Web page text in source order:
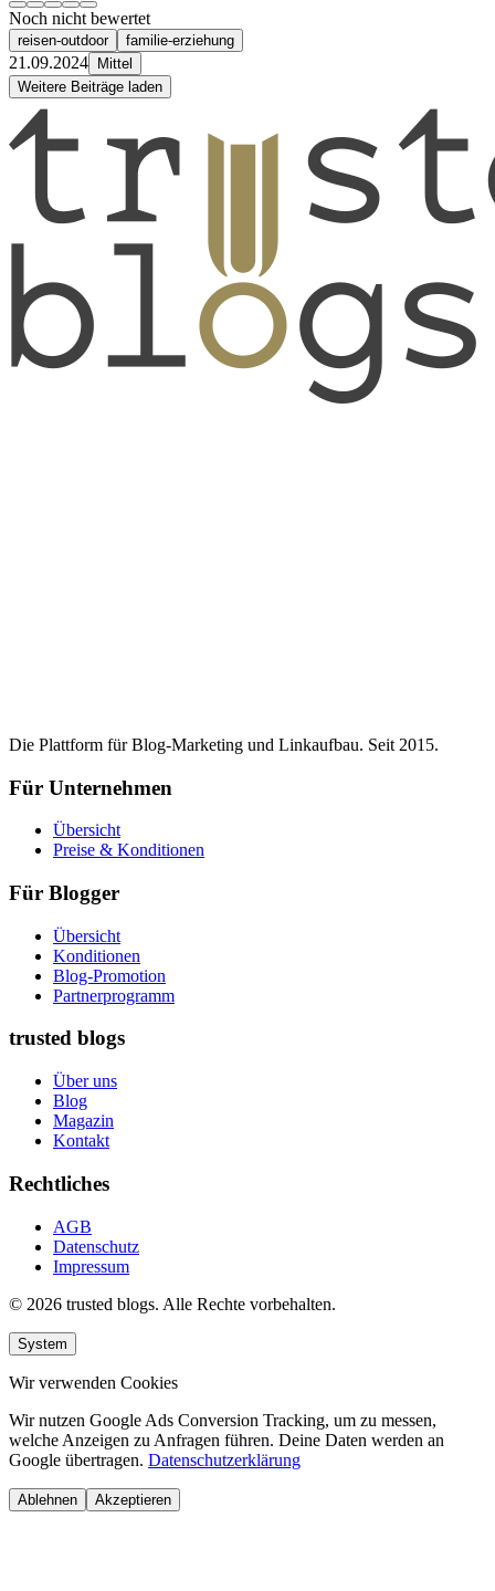
Noch nicht bewertet
reisen-outdoor familie-erziehung
21.09.2024
Mittel
Weitere Beiträge laden
Die Plattform für Blog-Marketing und Linkaufbau. Seit 2015.
Für Unternehmen
Übersicht
Preise & Konditionen
Für Blogger
Übersicht
Konditionen
Blog-Promotion
Partnerprogramm
trusted blogs
Über uns
Blog
Magazin
Kontakt
Rechtliches
AGB
Datenschutz
Impressum
© 2026 trusted blogs. Alle Rechte vorbehalten.
System
Wir verwenden Cookies
Wir nutzen Google Ads Conversion Tracking, um zu messen,
welche Anzeigen zu Anfragen führen. Deine Daten werden an
Google übertragen. Datenschutzerklärung
Ablehnen Akzeptieren